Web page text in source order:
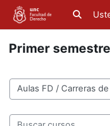
Salta al contenido principal
Selector
Primer semestre
Categorías
Buscar cursos